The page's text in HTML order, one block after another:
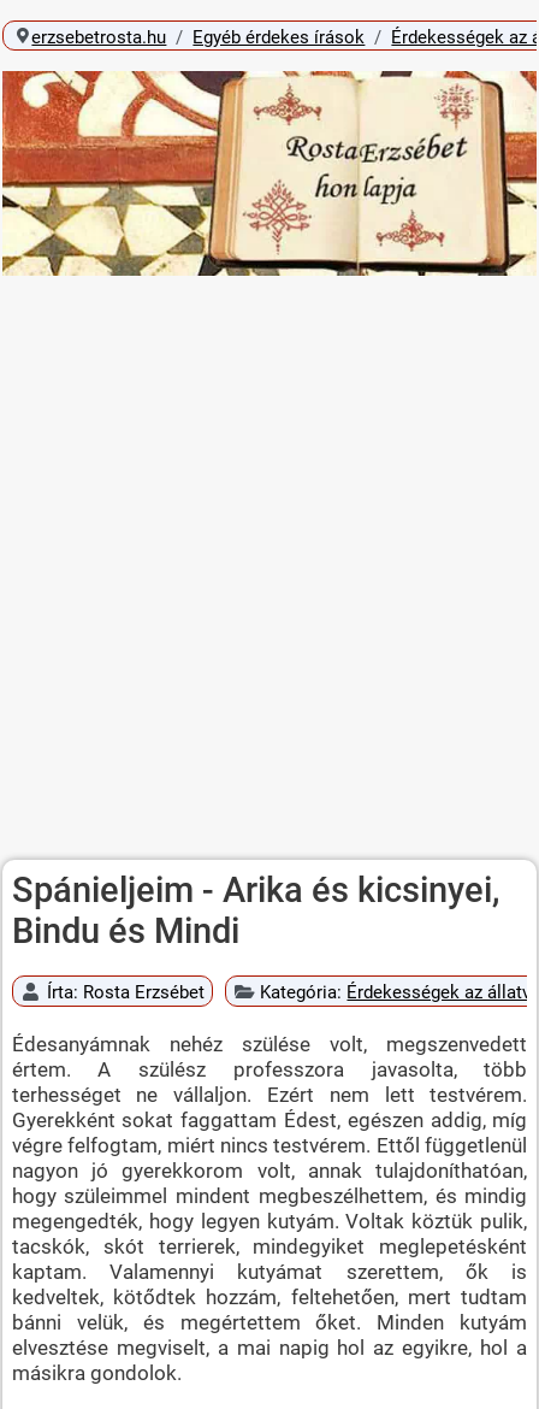
erzsebetrosta.hu Egyéb érdekes írások Érdekességek az
Spánieljeim - Arika és kicsinyei,
Bindu és Mindi
Írta: Rosta Erzsébet Kategória: Érdekességek az
Édesanyámnak nehéz szülése volt, megszenvedett
értem. A szülész professzora javasolta, több
terhességet ne vállaljon. Ezért nem lett testvérem.
Gyerekként sokat faggattam Édest, egészen addig, míg
végre felfogtam, miért nincs testvérem. Ettől függetlenül
nagyon jó gyerekkorom volt, annak tulajdoníthatóan,
hogy szüleimmel mindent megbeszélhettem, és mindig
megengedték, hogy legyen kutyám. Voltak köztük pulik,
tacskók, skót terrierek, mindegyiket meglepetésként
kaptam. Valamennyi kutyámat szerettem, ők is
kedveltek, kötődtek hozzám, feltehetően, mert tudtam
bánni velük, és megértettem őket. Minden kutyám
elvesztése megviselt, a mai napig hol az egyikre, hol a
másikra gondolok.